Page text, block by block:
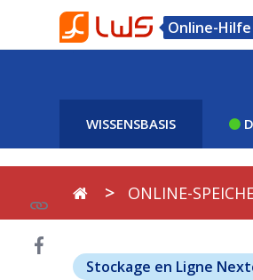
Online-Hilfe
WISSENSBASIS
ONLINE-
Stockage en Ligne